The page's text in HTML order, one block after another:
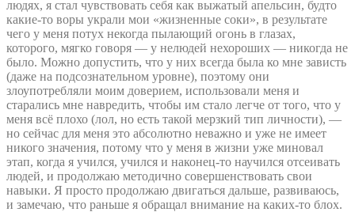
людях, я стал чувствовать себя как выжатый апельсин, будто
какие-то воры украли мои «жизненные соки», в результате
чего у меня потух некогда пылающий огонь в глазах,
которого, мягко говоря — у нелюдей нехороших — никогда не
было. Можно допустить, что у них всегда была ко мне зависть
(даже на подсознательном уровне), поэтому они
злоупотребляли моим доверием, использовали меня и
старались мне навредить, чтобы им стало легче от того, что у
меня всё плохо (лол, но есть такой мерзкий тип личности), —
но сейчас для меня это абсолютно неважно и уже не имеет
никого значения, потому что у меня в жизни уже миновал
этап, когда я учился, учился и наконец-то научился отсеивать
людей, и продолжаю методично совершенствовать свои
навыки. Я просто продолжаю двигаться дальше, развиваюсь,
и замечаю, что раньше я обращал внимание на каких-то блох.